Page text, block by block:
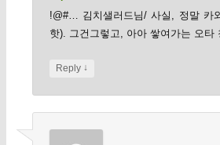
!@#… 김치샐러드님/ 사실, 정말 카
핫). 그건그렇고, 아아 쌓여가는 오
Reply ↓